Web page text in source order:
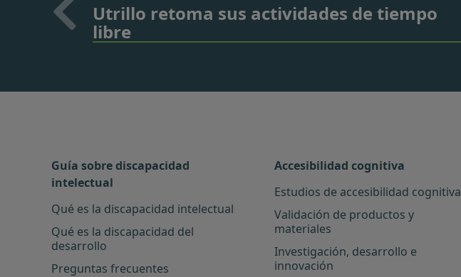
Utrillo retoma sus actividades de tiempo
libre
Guía sobre discapacidad
intelectual
Qué es la discapacidad intelectual
Qué es la discapacidad del
desarrollo
Preguntas frecuentes
Accesibilidad cognitiva
Estudios de accesibilidad cognitiva
Validación de productos y
materiales
Investigación, desarrollo e
innovación